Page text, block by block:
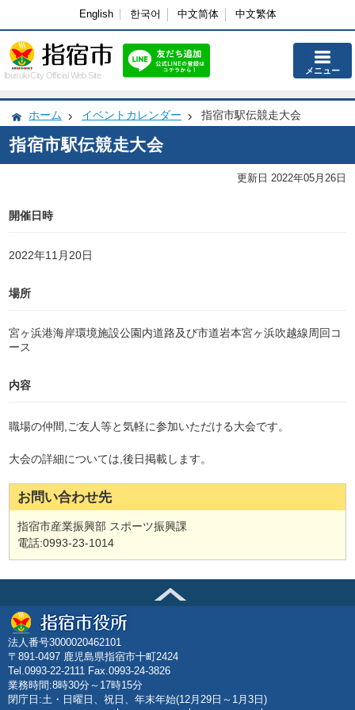
English 한국어 中文简体 中文繁体
Ibusuki City Official Web Site メニュー
ホーム イベントカレンダー 指宿市駅伝競走大会
指宿市駅伝競走大会
更新日 2022年05月26日
開催日時
2022年11月20日
場所
宮ヶ浜港海岸環境施設公園内道路及び市道岩本宮ヶ浜吹越線周回コ
ース
内容
職場の仲間,ご友人等と気軽に参加いただける大会です。
大会の詳細については,後日掲載します。
お問い合わせ先
指宿市産業振興部 スポーツ振興課
電話:0993-23-1014
法人番号3000020462101
〒891-0497 鹿児島県指宿市十町2424
Tel.0993-22-2111 Fax.0993-24-3826
業務時間:8時30分～17時15分
閉庁日:土・日曜日、祝日、年末年始(12月29日～1月3日)